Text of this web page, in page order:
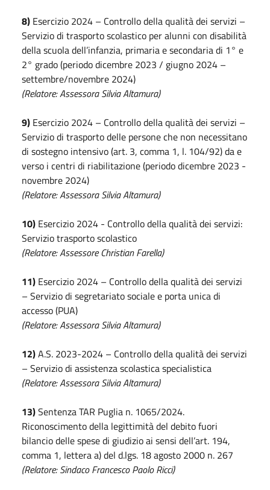
8) Esercizio 2024 – Controllo della qualità dei servizi –
Servizio di trasporto scolastico per alunni con disabilità
della scuola dell’infanzia, primaria e secondaria di 1° e
2° grado (periodo dicembre 2023 / giugno 2024 –
settembre/novembre 2024)
(Relatore: Assessora Silvia Altamura)
9) Esercizio 2024 – Controllo della qualità dei servizi –
Servizio di trasporto delle persone che non necessitano
di sostegno intensivo (art. 3, comma 1, l. 104/92) da e
verso i centri di riabilitazione (periodo dicembre 2023 -
novembre 2024)
(Relatore: Assessora Silvia Altamura)
10) Esercizio 2024 - Controllo della qualità dei servizi:
Servizio trasporto scolastico
(Relatore: Assessore Christian Farella)
11) Esercizio 2024 – Controllo della qualità dei servizi
– Servizio di segretariato sociale e porta unica di
accesso (PUA)
(Relatore: Assessora Silvia Altamura)
12)A.S. 2023-2024 – Controllo della qualità dei servizi
– Servizio di assistenza scolastica specialistica
(Relatore: Assessora Silvia Altamura)
13)Sentenza TAR Puglia n. 1065/2024.
Riconoscimento della legittimità del debito fuori
bilancio delle spese di giudizio ai sensi dell’art. 194,
comma 1, lettera a) del d.lgs. 18 agosto 2000 n. 267
(Relatore: Sindaco Francesco Paolo Ricci)